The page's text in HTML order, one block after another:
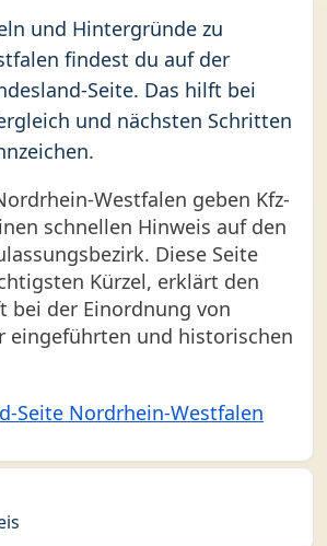
und Hintergründe zu
findest du auf der
Seite. Das hilft bei
und nächsten Schritten
Westfalen geben Kfz-
schnellen Hinweis auf den
Diese Seite
Kürzel, erklärt den
bei der Einordnung von
eingeführten und historischen
Seite Nordrhein-Westfalen